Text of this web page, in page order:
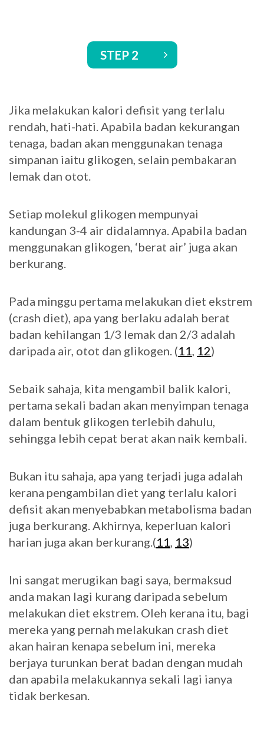
STEP 2
Jika melakukan kalori defisit yang terlalu
rendah, hati-hati. Apabila badan kekurangan
tenaga, badan akan menggunakan tenaga
simpanan iaitu glikogen, selain pembakaran
lemak dan otot.
Setiap molekul glikogen mempunyai
kandungan 3-4 air didalamnya. Apabila badan
menggunakan glikogen, ‘berat air’ juga akan
berkurang.
Pada minggu pertama melakukan diet ekstrem
(crash diet), apa yang berlaku adalah berat
badan kehilangan 1/3 lemak dan 2/3 adalah
daripada air, otot dan glikogen. (11, 12)
Sebaik sahaja, kita mengambil balik kalori,
pertama sekali badan akan menyimpan tenaga
dalam bentuk glikogen terlebih dahulu,
sehingga lebih cepat berat akan naik kembali.
Bukan itu sahaja, apa yang terjadi juga adalah
kerana pengambilan diet yang terlalu kalori
defisit akan menyebabkan metabolisma badan
juga berkurang. Akhirnya, keperluan kalori
harian juga akan berkurang.(11, 13)
Ini sangat merugikan bagi saya, bermaksud
anda makan lagi kurang daripada sebelum
melakukan diet ekstrem. Oleh kerana itu, bagi
mereka yang pernah melakukan crash diet
akan hairan kenapa sebelum ini, mereka
berjaya turunkan berat badan dengan mudah
dan apabila melakukannya sekali lagi ianya
tidak berkesan.